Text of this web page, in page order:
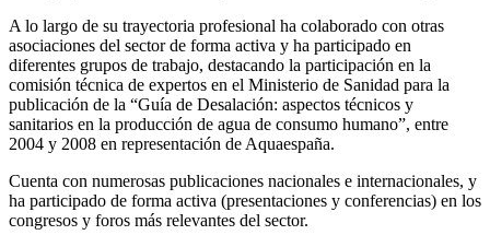
A lo largo de su trayectoria profesional ha colaborado con otras
asociaciones del sector de forma activa y ha participado en
diferentes grupos de trabajo, destacando la participación en la
comisión técnica de expertos en el Ministerio de Sanidad para la
publicación de la “Guía de Desalación: aspectos técnicos y
sanitarios en la producción de agua de consumo humano”, entre
2004 y 2008 en representación de Aquaespaña.
Cuenta con numerosas publicaciones nacionales e internacionales, y
ha participado de forma activa (presentaciones y conferencias) en los
congresos y foros más relevantes del sector.